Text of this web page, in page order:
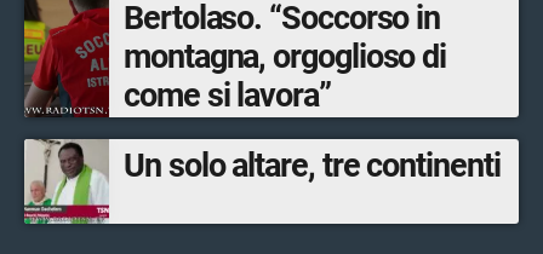
Bertolaso. “Soccorso in
montagna, orgoglioso di
come si lavora”
Un solo altare, tre continenti